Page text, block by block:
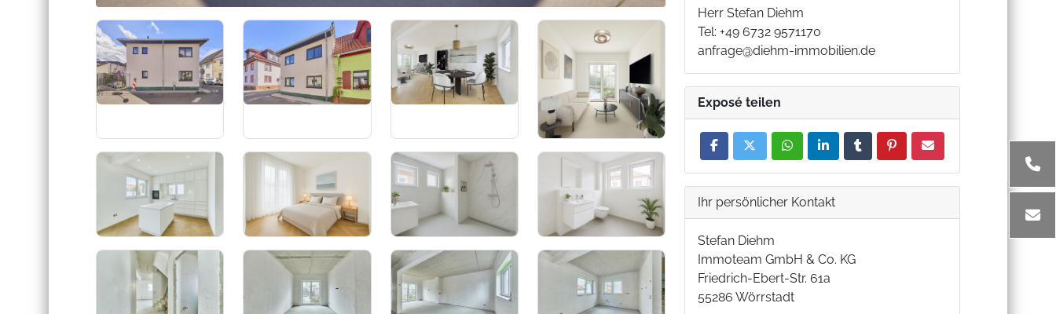
Herr Stefan Diehm
Tel: +49 6732 9571170
anfrage@diehm-immobilien.de
Exposé teilen
Ihr persönlicher Kontakt
Stefan Diehm
Immoteam GmbH & Co. KG
Friedrich-Ebert-Str. 61a
55286 Wörrstadt